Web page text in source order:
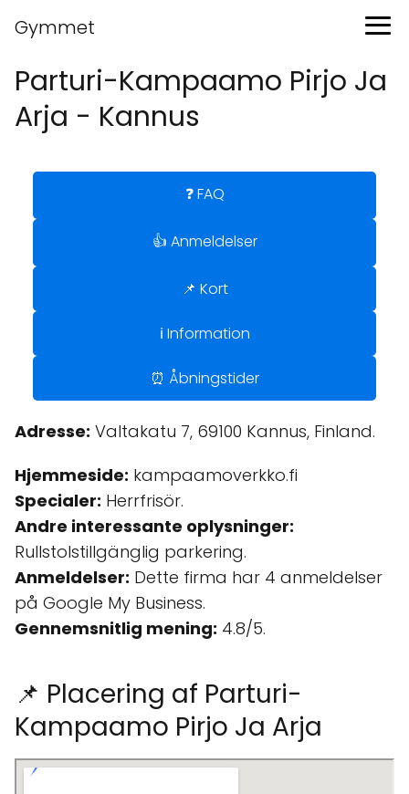
Gymmet
Parturi-Kampaamo Pirjo Ja
Arja - Kannus
❓ FAQ
👍 Anmeldelser
📌 Kort
ℹ️ Information
⏰ Åbningstider
Adresse: Valtakatu 7, 69100 Kannus, Finland.
Hjemmeside: kampaamoverkko.fi
Specialer: Herrfrisör.
Andre interessante oplysninger:
Rullstolstillgänglig parkering.
Anmeldelser: Dette firma har 4 anmeldelser
på Google My Business.
Gennemsnitlig mening: 4.8/5.
📌 Placering af Parturi-
Kampaamo Pirjo Ja Arja